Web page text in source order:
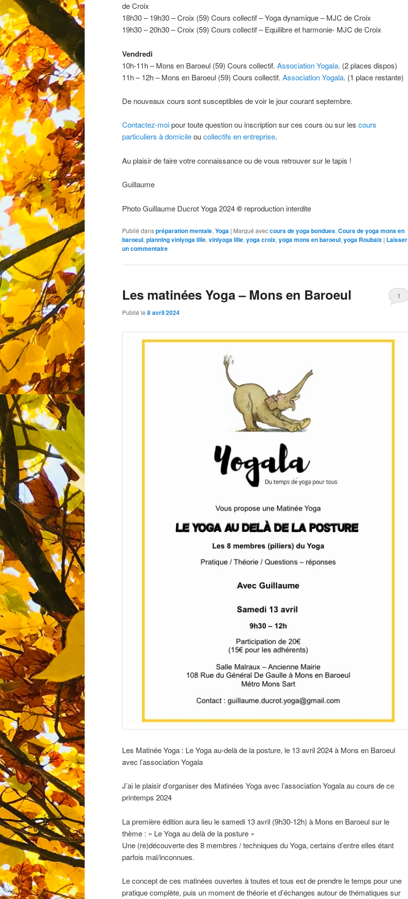
de Croix
18h30 – 19h30 – Croix (59) Cours collectif – Yoga dynamique – MJC de Croix
19h30 – 20h30 – Croix (59) Cours collectif – Equilibre et harmonie- MJC de Croix
Vendredi
10h-11h – Mons en Baroeul (59) Cours collectif. Association Yogala. (2 places dispos)
11h – 12h – Mons en Baroeul (59) Cours collectif. Association Yogala. (1 place restante)
De nouveaux cours sont susceptibles de voir le jour courant septembre.
Contactez-moipour toute question ou inscription sur ces cours ou sur les cours
particuliers à domicileoucollectifs en entreprise.
Au plaisir de faire votre connaissance ou de vous retrouver sur le tapis !
Guillaume
Photo Guillaume Ducrot Yoga 2024© reproduction interdite
Publié danspréparation mentale, Yoga | Marqué aveccours de yoga bondues, Cours de yoga mons en
baroeul, planning viniyoga lille, viniyoga lille, yoga croix, yoga mons en baroeul, yoga Roubaix | Laisser
un commentaire
Les matinées Yoga – Mons en Baroeul
Publié le 8 avril 2024
1
Les Matinée Yoga : Le Yoga au-delà de la posture, le 13 avril 2024 à Mons en Baroeul
avec l’association Yogala
J’ai le plaisir d’organiser des Matinées Yoga avec l’association Yogala au cours de ce
printemps 2024
La première édition aura lieu le samedi 13 avril (9h30-12h) à Mons en Baroeul sur le
thème : « Le Yoga au delà de la posture »
Une (re)découverte des 8 membres / techniques du Yoga, certains d’entre elles étant
parfois mal/inconnues.
Le concept de ces matinées ouvertes à toutes et tous est de prendre le temps pour une
pratique complète, puis un moment de théorie et d’échanges autour de thématiques sur